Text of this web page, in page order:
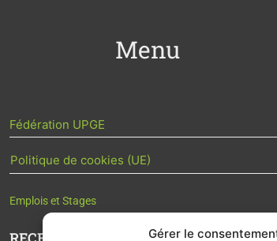
Gérer le
Menu
Fédération UPGE
Politique de cookies (UE)
Emplois et Stages